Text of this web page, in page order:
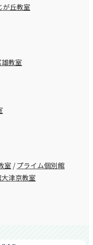
が丘教室
雄教室
室 /プライム個別館
津京教室